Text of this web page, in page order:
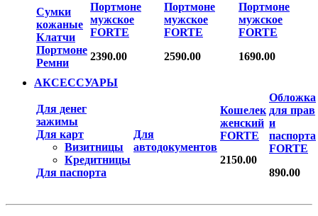
Сумки
кожаные
Клатчи
Портмоне
Ремни
Портмоне
мужское
FORTE
2390.00
Портмоне
мужское
FORTE
2590.00
Портмоне
мужское
FORTE
1690.00
АКСЕССУАРЫ
Для денег
зажимы
Для карт
Визитницы
Кредитницы
Для паспорта
Для
автодокументов
Кошелек
женский
FORTE
2150.00
Обложка
для прав
и
паспорта
FORTE
890.00